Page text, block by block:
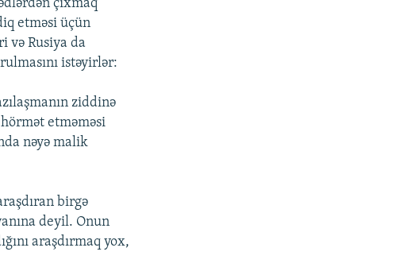
çıxmaq
etməsi üçün
və Rusiya da
istəyirlər:
ziddinə
etməməsi
nəyə malik
birgə
deyil. Onun
araşdırmaq yox,